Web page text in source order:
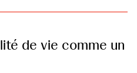
de vie comme un